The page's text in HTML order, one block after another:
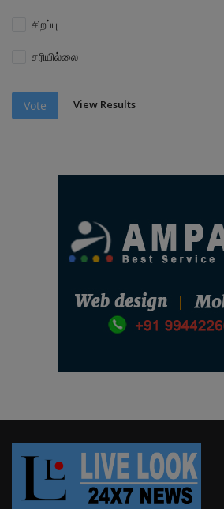
சிறப்பு
சரியில்லை
Vote View Results